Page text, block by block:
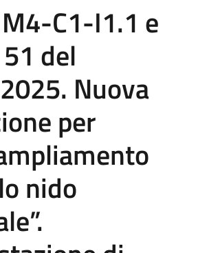
C1-I1.1 e
del
Nuova
per
nido